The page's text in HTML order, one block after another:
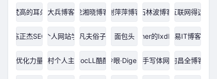
梵高的耳朵 大兵博客 龙湘晓博客 谢萍萍博客 石林波博客移动互联网得这点
陈正杰SEO 个人网站学 凡夫俗子 面包头 Piner的Ixdba易IT博客
优化力量牛馆村个人主页网CocLL酷酷 冷眼·Digest 手写体网 何昌全博客